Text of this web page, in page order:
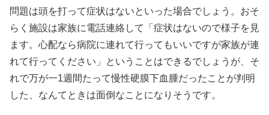
問題は頭を打って症状はないといった場合でしょう。おそ
らく施設は家族に電話連絡して「症状はないので様子を見
ます。心配なら病院に連れて行ってもいいですが家族が連
れて行ってください」ということはできるでしょうが、そ
れで万が一1週間たって慢性硬膜下血腫だったことが判明
した、なんてときは面倒なことになりそうです。